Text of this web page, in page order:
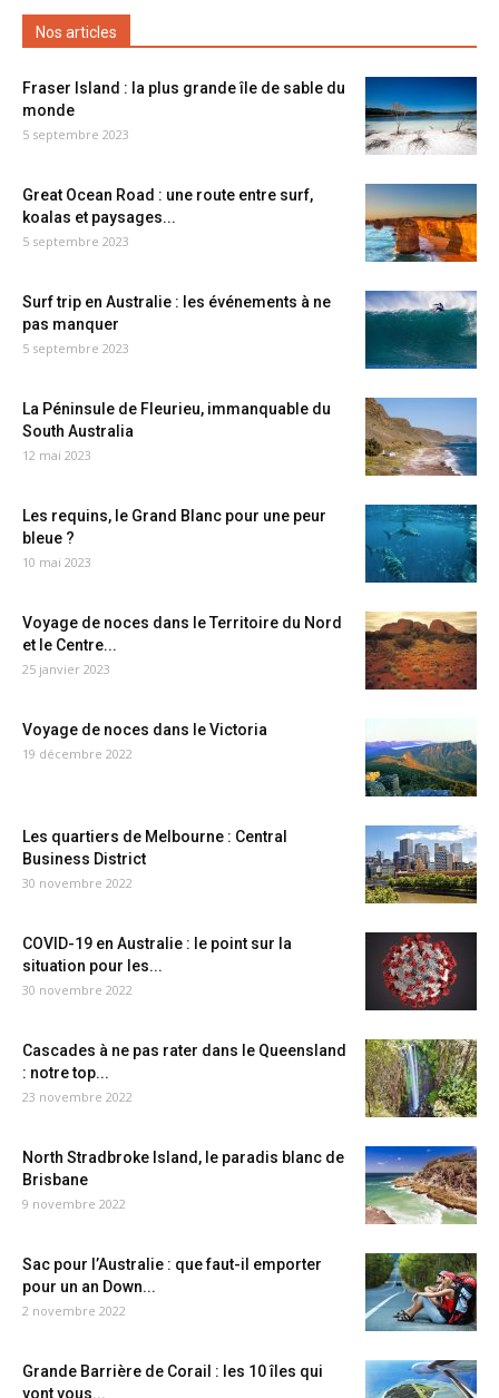
Nos articles
Fraser Island : la plus grande île de sable du
monde
5 septembre 2023
Great Ocean Road : une route entre surf,
koalas et paysages...
5 septembre 2023
Surf trip en Australie : les événements à ne
pas manquer
5 septembre 2023
La Péninsule de Fleurieu, immanquable du
South Australia
12 mai 2023
Les requins, le Grand Blanc pour une peur
bleue ?
10 mai 2023
Voyage de noces dans le Territoire du Nord
et le Centre...
25 janvier 2023
Voyage de noces dans le Victoria
19 décembre 2022
Les quartiers de Melbourne : Central
Business District
30 novembre 2022
COVID-19 en Australie : le point sur la
situation pour les...
30 novembre 2022
Cascades à ne pas rater dans le Queensland
: notre top...
23 novembre 2022
North Stradbroke Island, le paradis blanc de
Brisbane
9 novembre 2022
Sac pour l’Australie : que faut-il emporter
pour un an Down...
2 novembre 2022
Grande Barrière de Corail : les 10 îles qui
vont vous...